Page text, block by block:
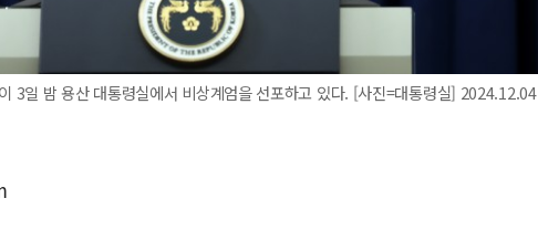
3일 밤 용산 대통령실에서 비상계엄을 선포하고 있다. [사진=대통령실] 2024.12.04